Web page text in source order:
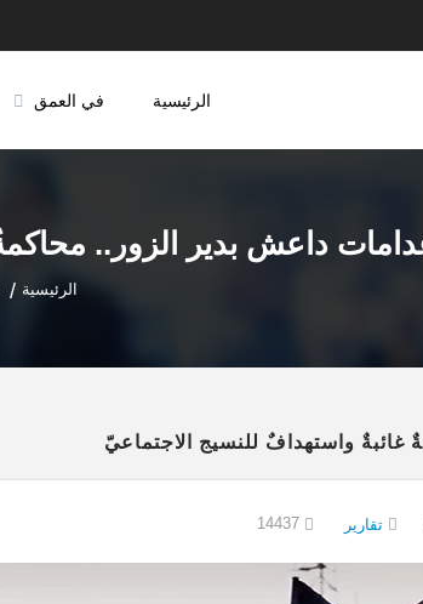
الرئيسية في العمق
داعش بدير الزور..
الرئيسية
غائبةٌ واستهدافٌ للنسيج الاجتماعيّ
تقارير